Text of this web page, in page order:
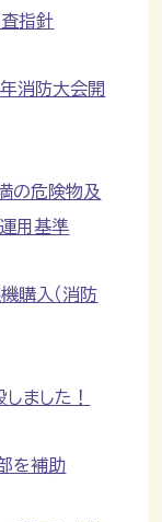
指針
年消防大会開
の危険物及
用基準
購入（消防
ました！
を補助